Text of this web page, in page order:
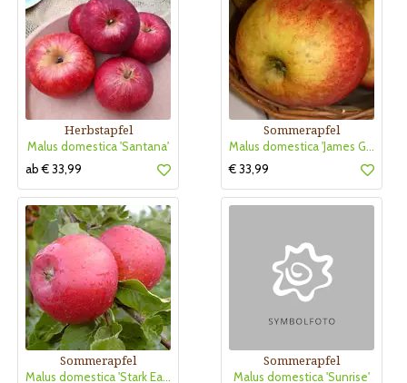
Herbstapfel
Malus domestica 'Santana'
ab € 33,99
Sommerapfel
Malus domestica 'James Grieve'
€ 33,99
Sommerapfel
Malus domestica 'Stark Earliest'
Sommerapfel
Malus domestica 'Sunrise'